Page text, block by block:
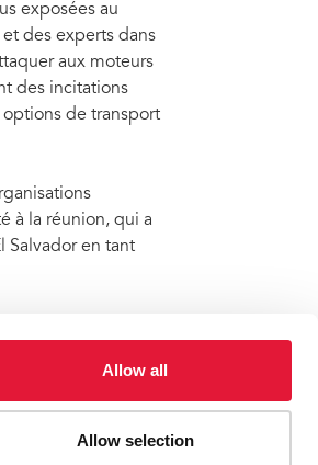
Allow all
Allow selection
exposées au
des experts dans
aux moteurs
des incitations
de transport
à la réunion, qui a
Salvador en tant
and statement archive
Le Conseil